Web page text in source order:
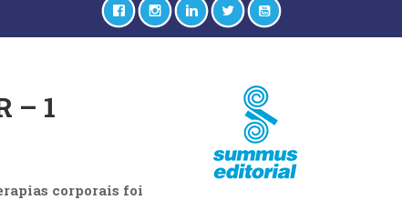
Política, Direitos Humanos (133)
(278)
– 1
corporais foi